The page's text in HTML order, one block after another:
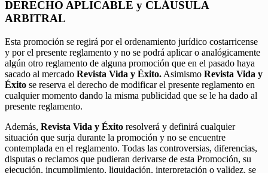
DERECHO APLICABLE y CLÁUSULA
ARBITRAL
Esta promoción se regirá por el ordenamiento jurídico costarricense
y por el presente reglamento y no se podrá aplicar o analógicamente
algún otro reglamento de alguna promoción que en el pasado haya
sacado al mercado Revista Vida y Éxito. Asimismo Revista Vida y
Éxito se reserva el derecho de modificar el presente reglamento en
cualquier momento dando la misma publicidad que se le ha dado al
presente reglamento.
Además, Revista Vida y Éxito resolverá y definirá cualquier
situación que surja durante la promoción y no se encuentre
contemplada en el reglamento. Todas las controversias, diferencias,
disputas o reclamos que pudieran derivarse de esta Promoción, su
ejecución, incumplimiento, liquidación, interpretación o validez, se